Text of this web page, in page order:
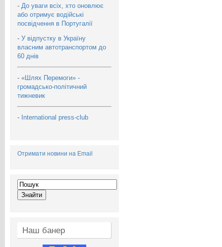
- До уваги всіх, хто оновлює
або отримує водійські
посвідчення в Португалії
- У відпустку в Україну
власним автотранспортом до
60 днів
- «Шлях Перемоги» -
громадсько-політичний
тижневик
- International press-club
Отримати новини на Email
Наш банер